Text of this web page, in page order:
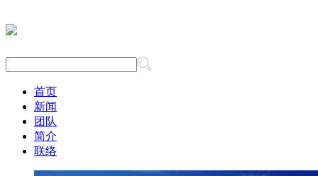
首页
新闻
团队
简介
联络